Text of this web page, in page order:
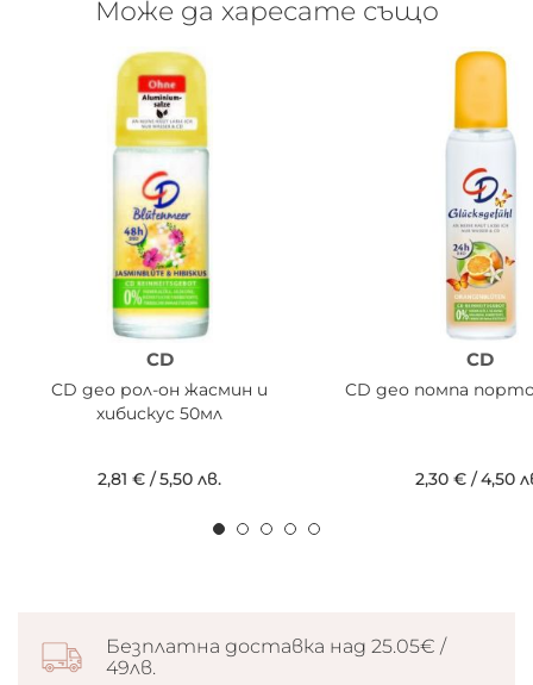
Може да харесате също
CD
CD део рол-он жасмин и
хибискус 50мл
2,81 € /5,50 лв.
CD
CD део помпа
2,30 € /4,50
Безплатна доставка над 25.05€ /
49лв.